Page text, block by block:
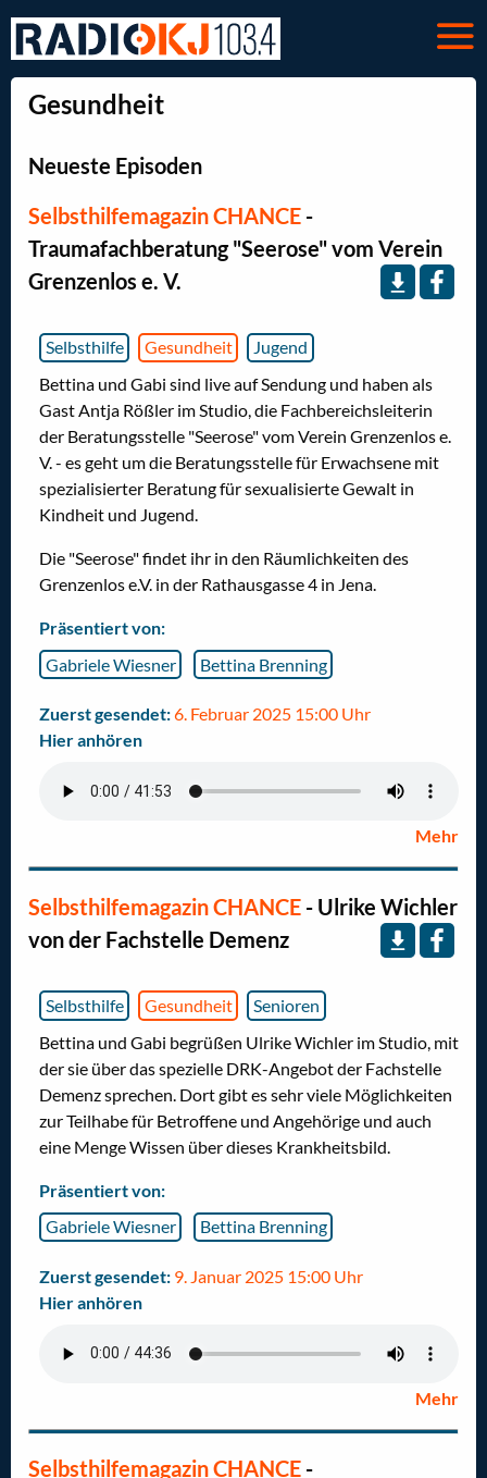
Gesundheit
Neueste Episoden
Selbsthilfemagazin CHANCE -
Traumafachberatung "Seerose" vom Verein
Grenzenlos e. V.
Selbsthilfe Gesundheit
Jugend
Bettina und Gabi sind live auf Sendung und haben als
Gast Antja Rößler im Studio, die Fachbereichsleiterin
der Beratungsstelle "Seerose" vom Verein Grenzenlos e.
V. - es geht um die Beratungsstelle für Erwachsene mit
spezialisierter Beratung für sexualisierte Gewalt in
Kindheit und Jugend.
Die "Seerose" findet ihr in den Räumlichkeiten des
Grenzenlos e.V. in der Rathausgasse 4 in Jena.
Präsentiert von:
Gabriele Wiesner
Bettina Brenning
Zuerst gesendet:6. Februar 2025 15:00 Uhr
Hier anhören
Mehr
Selbsthilfemagazin CHANCE - Ulrike Wichler
von der Fachstelle Demenz
Selbsthilfe Gesundheit
Senioren
Bettina und Gabi begrüßen Ulrike Wichler im Studio, mit
der sie über das spezielle DRK-Angebot der Fachstelle
Demenz sprechen. Dort gibt es sehr viele Möglichkeiten
zur Teilhabe für Betroffene und Angehörige und auch
eine Menge Wissen über dieses Krankheitsbild.
Präsentiert von:
Gabriele Wiesner
Bettina Brenning
Zuerst gesendet: 9. Januar 2025 15:00 Uhr
Hier anhören
Mehr
Selbsthilfemagazin CHANCE -